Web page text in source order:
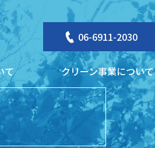
て クリーン事業について
06-6911-2030